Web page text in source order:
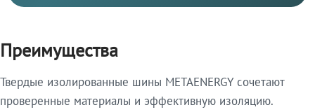
Преимущества
Твердые изолированные шины METAENERGY сочетают
проверенные материалы и эффективную изоляцию.